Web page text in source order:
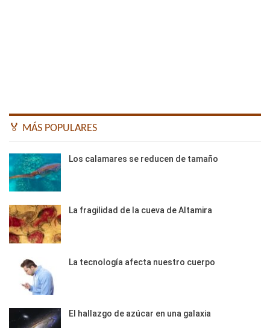
🏅 MÁS POPULARES
Los calamares se reducen de tamaño
La fragilidad de la cueva de Altamira
La tecnología afecta nuestro cuerpo
El hallazgo de azúcar en una galaxia